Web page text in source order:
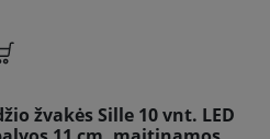
žvakės Sille 10 vnt. LED